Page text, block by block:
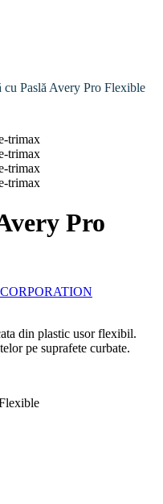
cu Paslă Avery Pro Flexible
Pro
din plastic usor flexibil.
pe suprafete curbate.